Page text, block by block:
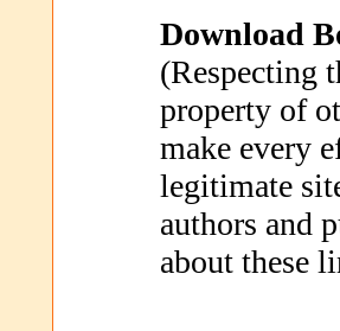
Download
(Respecting
property of
make every
legitimate
authors and
about these